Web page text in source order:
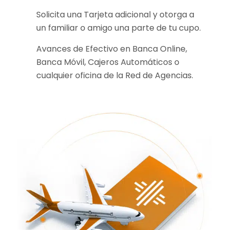
Solicita una Tarjeta adicional y otorga a
un familiar o amigo una parte de tu cupo.
Avances de Efectivo en Banca Online,
Banca Móvil, Cajeros Automáticos o
cualquier oficina de la Red de Agencias.